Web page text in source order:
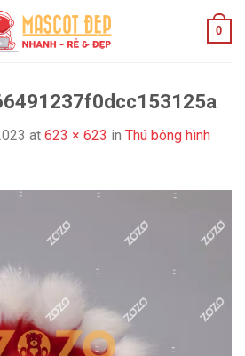
0
at 623 × 623 in Thú bông hình